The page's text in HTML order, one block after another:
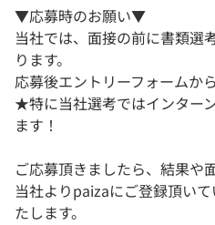
▼応募時のお願い▼
当社では、面接の前に書類選
ります。
応募後エントリーフォームか
★特に当社選考ではインター
ます！
ご応募頂きましたら、結果や
当社よりpaizaにご登録頂い
たします。